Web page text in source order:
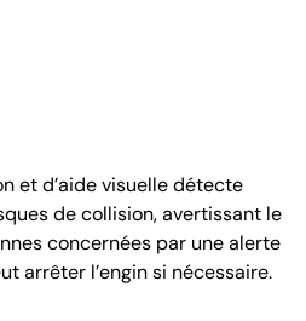
et d’aide visuelle détecte
de collision, avertissant le
concernées par une alerte
arrêter l’engin si nécessaire.